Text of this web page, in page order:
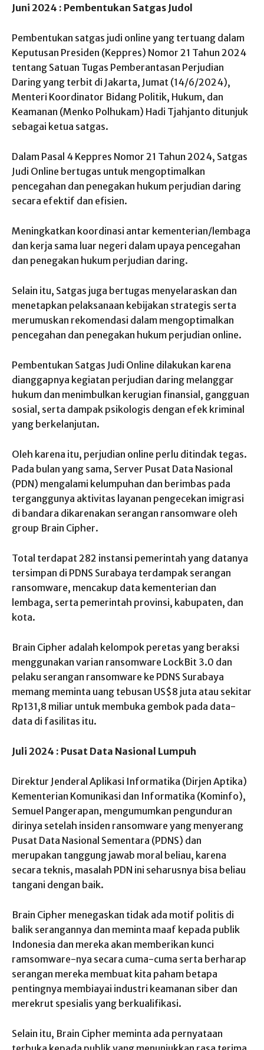
Juni 2024 : Pembentukan Satgas Judol
Pembentukan satgas judi online yang tertuang dalam
Keputusan Presiden (Keppres) Nomor 21 Tahun 2024
tentang Satuan Tugas Pemberantasan Perjudian
Daring yang terbit di Jakarta, Jumat (14/6/2024),
Menteri Koordinator Bidang Politik, Hukum, dan
Keamanan (Menko Polhukam) Hadi Tjahjanto ditunjuk
sebagai ketua satgas.
Dalam Pasal 4 Keppres Nomor 21 Tahun 2024, Satgas
Judi Online bertugas untuk mengoptimalkan
pencegahan dan penegakan hukum perjudian daring
secara efektif dan efisien.
Meningkatkan koordinasi antar kementerian/lembaga
dan kerja sama luar negeri dalam upaya pencegahan
dan penegakan hukum perjudian daring.
Selain itu, Satgas juga bertugas menyelaraskan dan
menetapkan pelaksanaan kebijakan strategis serta
merumuskan rekomendasi dalam mengoptimalkan
pencegahan dan penegakan hukum perjudian online.
Pembentukan Satgas Judi Online dilakukan karena
dianggapnya kegiatan perjudian daring melanggar
hukum dan menimbulkan kerugian finansial, gangguan
sosial, serta dampak psikologis dengan efek kriminal
yang berkelanjutan.
Oleh karena itu, perjudian online perlu ditindak tegas.
Pada bulan yang sama, Server Pusat Data Nasional
(PDN) mengalami kelumpuhan dan berimbas pada
terganggunya aktivitas layanan pengecekan imigrasi
di bandara dikarenakan serangan ransomware oleh
group Brain Cipher.
Total terdapat 282 instansi pemerintah yang datanya
tersimpan di PDNS Surabaya terdampak serangan
ransomware, mencakup data kementerian dan
lembaga, serta pemerintah provinsi, kabupaten, dan
kota.
Brain Cipher adalah kelompok peretas yang beraksi
menggunakan varian ransomware LockBit 3.0 dan
pelaku serangan ransomware ke PDNS Surabaya
memang meminta uang tebusan US$8 juta atau sekitar
Rp131,8 miliar untuk membuka gembok pada data-
data di fasilitas itu.
Juli 2024 : Pusat Data Nasional Lumpuh
Direktur Jenderal Aplikasi Informatika (Dirjen Aptika)
Kementerian Komunikasi dan Informatika (Kominfo),
Semuel Pangerapan, mengumumkan pengunduran
dirinya setelah insiden ransomware yang menyerang
Pusat Data Nasional Sementara (PDNS) dan
merupakan tanggung jawab moral beliau, karena
secara teknis, masalah PDN ini seharusnya bisa beliau
tangani dengan baik.
Brain Cipher menegaskan tidak ada motif politis di
balik serangannya dan meminta maaf kepada publik
Indonesia dan mereka akan memberikan kunci
ramsomware-nya secara cuma-cuma serta berharap
serangan mereka membuat kita paham betapa
pentingnya membiayai industri keamanan siber dan
merekrut spesialis yang berkualifikasi.
Selain itu, Brain Cipher meminta ada pernyataan